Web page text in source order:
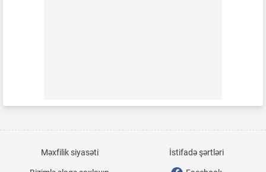
Məxfilik siyasəti İstifadə şərtləri